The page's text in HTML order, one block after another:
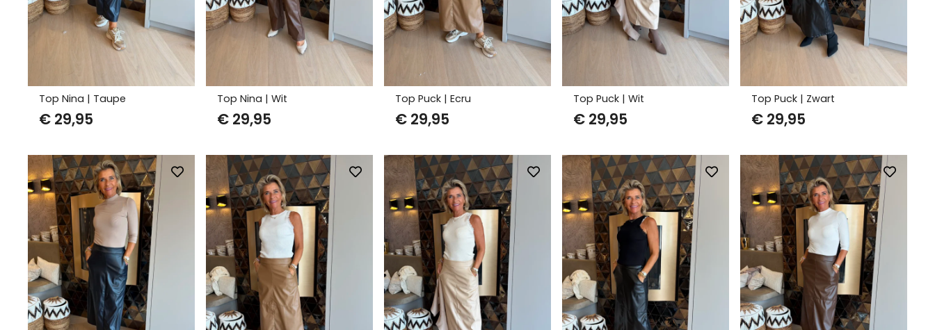
Top Nina | Taupe
€ 29,95
Top Nina | Wit
€ 29,95
Top Puck | Ecru
€ 29,95
Top Puck | Wit
€ 29,95
Top Puck | Zwart
€ 29,95